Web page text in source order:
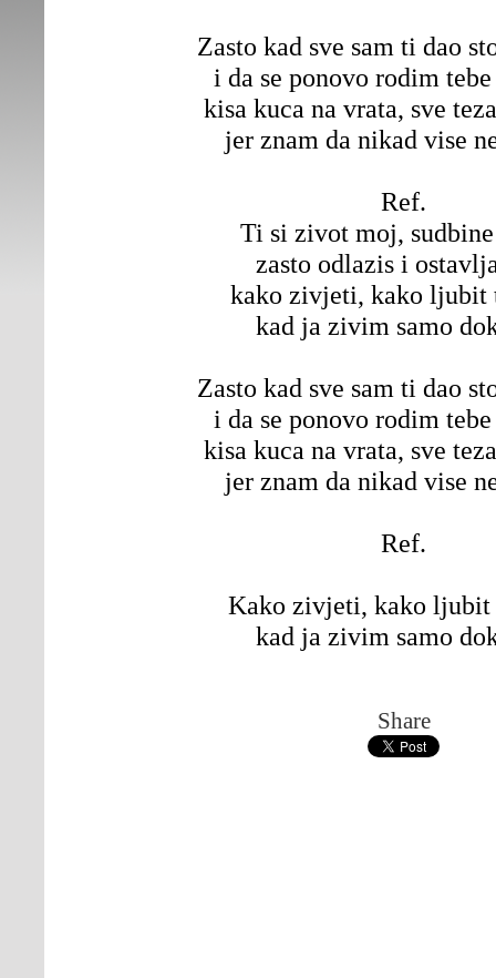
Zasto kad sve sam ti dao
i da se ponovo rodim
kisa kuca na vrata, sve
jer znam da nikad vise
Ref.
Ti si zivot moj,
zasto odlazis i
kako zivjeti, kako ljubit
kad ja zivim samo
Zasto kad sve sam ti dao
i da se ponovo rodim
kisa kuca na vrata, sve
jer znam da nikad vise
Ref.
Kako zivjeti, kako ljubit
kad ja zivim samo
Share